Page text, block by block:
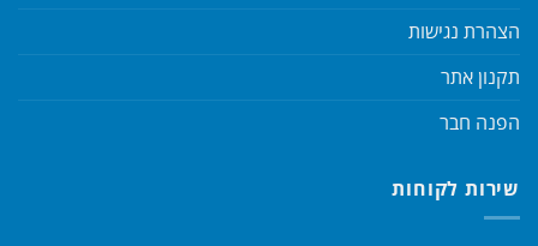
הצהרת נגישות
תקנון אתר
הפנה חבר
שירות לקוחות